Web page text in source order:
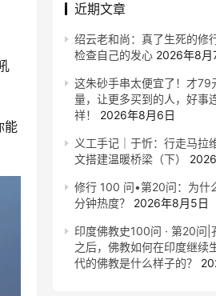
能
近期文章
绍云老和尚：真了生死的修
检查自己的发心 2026年8月
这朱砂手串太便宜了！才79
量，让更多买到的人，好事
祥！
2026年8月6日
义工手记｜于忻：行走马拉
文搭建温暖桥梁（下）
修行 100 问•第20问：为什
分钟热度？
2026年8月5日
印度佛教史100问 · 第20问|
之后，佛教如何在印度继续
代的佛教是什么样子的？